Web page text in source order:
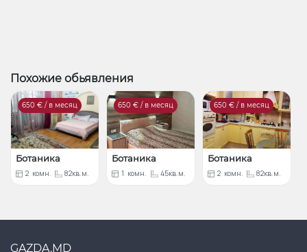
Похожие обьявления
650 € / в месяц
Ботаника
2 комн. 82кв.м.
650 € / в месяц
Ботаника
1 комн. 45кв.м.
650 € / в месяц
Ботаника
2 комн. 82кв.м.
GAZDA.MD